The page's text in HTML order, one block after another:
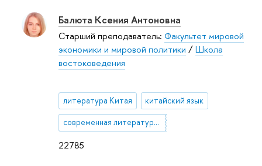
22785
Балюта Ксения Антоновна
Старший преподаватель: Факультет мировой
экономики и мировой политики /Школа
востоковедения
литература Китая китайский язык
современная литература Китая